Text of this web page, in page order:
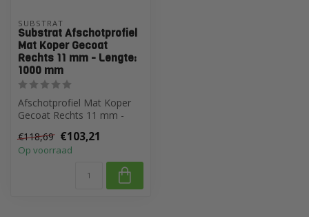
SUBSTRAT
Substrat Afschotprofiel
Mat Koper Gecoat
Rechts 11 mm - Lengte:
1000 mm
Afschotprofiel Mat Koper
Gecoat Rechts 11 mm -
hoogwaardig...
€118,69 €103,21
Op voorraad